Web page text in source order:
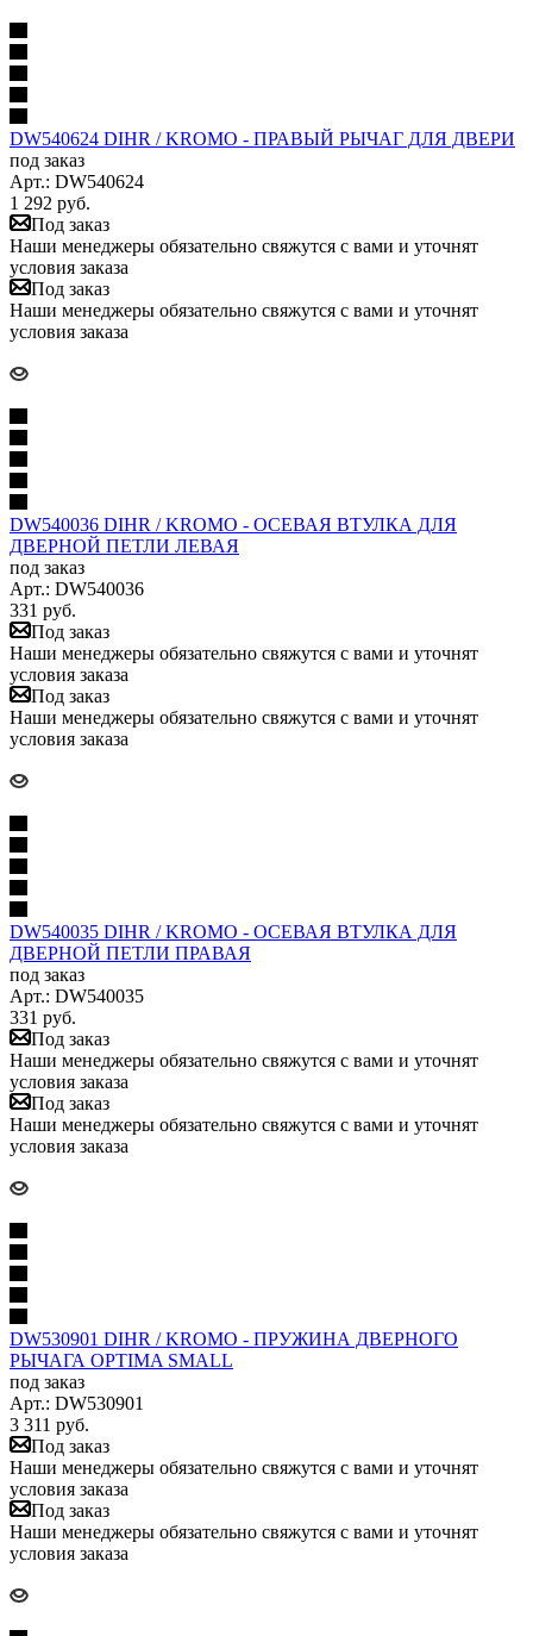
DW540624 DIHR / KROMO - ПРАВЫЙ РЫЧАГ ДЛЯ ДВЕРИ
под заказ
Арт.: DW540624
1 292 руб.
Под заказ
Наши менеджеры обязательно свяжутся с вами и уточнят
условия заказа
Под заказ
Наши менеджеры обязательно свяжутся с вами и уточнят
условия заказа
DW540036 DIHR / KROMO - ОСЕВАЯ ВТУЛКА ДЛЯ
ДВЕРНОЙ ПЕТЛИ ЛЕВАЯ
под заказ
Арт.: DW540036
331 руб.
Под заказ
Наши менеджеры обязательно свяжутся с вами и уточнят
условия заказа
Под заказ
Наши менеджеры обязательно свяжутся с вами и уточнят
условия заказа
DW540035 DIHR / KROMO - ОСЕВАЯ ВТУЛКА ДЛЯ
ДВЕРНОЙ ПЕТЛИ ПРАВАЯ
под заказ
Арт.: DW540035
331 руб.
Под заказ
Наши менеджеры обязательно свяжутся с вами и уточнят
условия заказа
Под заказ
Наши менеджеры обязательно свяжутся с вами и уточнят
условия заказа
DW530901 DIHR / KROMO - ПРУЖИНА ДВЕРНОГО
РЫЧАГА OPTIMA SMALL
под заказ
Арт.: DW530901
3 311 руб.
Под заказ
Наши менеджеры обязательно свяжутся с вами и уточнят
условия заказа
Под заказ
Наши менеджеры обязательно свяжутся с вами и уточнят
условия заказа